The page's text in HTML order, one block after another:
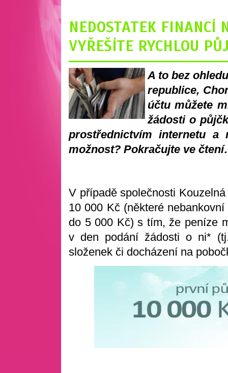
NEDOSTATEK FINANCÍ
VYŘEŠÍTE RYCHLOU
A to bez
republice,
účtu můžete
žádosti o
prostřednictvím internetu a
možnost? Pokračujte ve
V případě společnosti
10 000 Kč (některé
do 5 000 Kč) s tím, že peníze
v den podání žádosti o ni*
složenek či docházení na